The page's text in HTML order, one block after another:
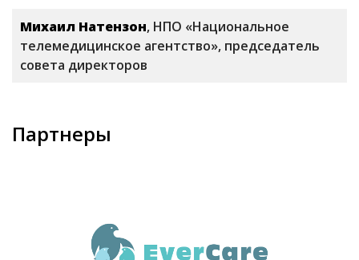
Михаил Натензон, НПО «Национальное
телемедицинское агентство», председатель
совета директоров
Партнеры